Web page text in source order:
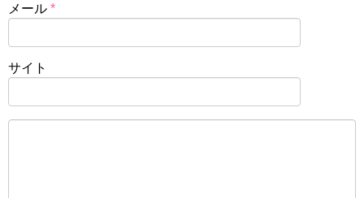
メール *
サイト